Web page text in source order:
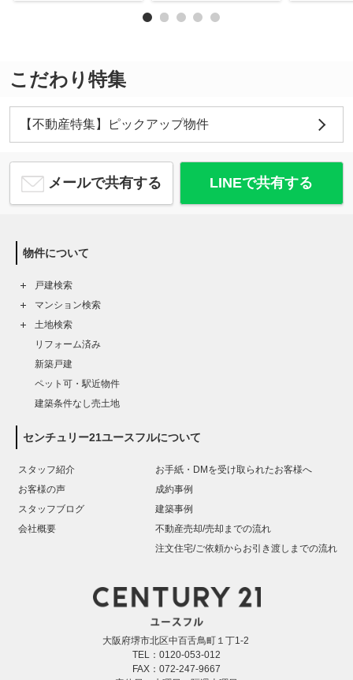
こだわり特集
【不動産特集】ピックアップ物件
メールで共有する LINEで共有する
物件について
戸建検索
マンション検索
土地検索
リフォーム済み
新築戸建
ペット可・駅近物件
建築条件なし売土地
センチュリー21ユースフルについて
スタッフ紹介
お客様の声
スタッフブログ
会社概要
お手紙・DMを受け取られたお客様へ
成約事例
建築事例
不動産売却/売却までの流れ
注文住宅/ご依頼からお引き渡しまでの流れ
大阪府堺市北区中百舌鳥町１丁1-2
TEL：0120-053-012
FAX：072-247-9667